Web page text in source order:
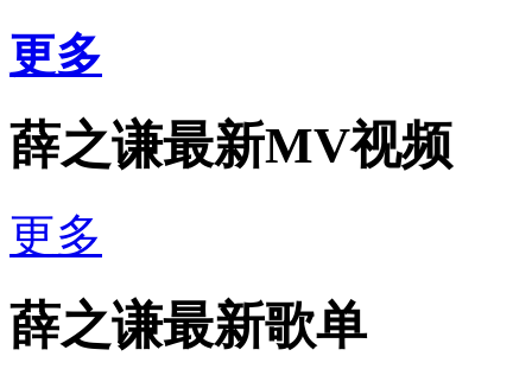
更多
薛之谦最新MV视频
更多
薛之谦最新歌单